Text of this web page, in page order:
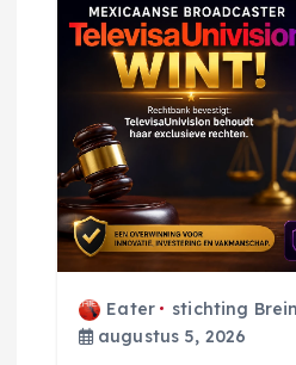
Eater
stichting
augustus 5, 2026